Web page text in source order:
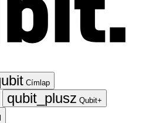
Címlap
Qubit+